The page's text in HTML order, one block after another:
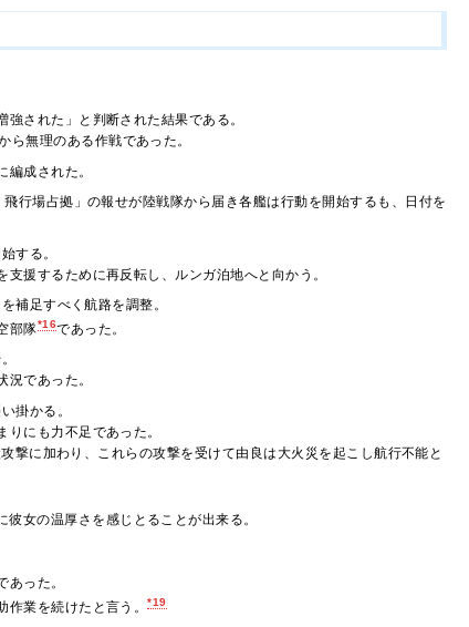
された」と判断された結果である。
無理のある作戦であった。
編成された。
行場占拠」の報せが陸戦隊から届き各艦は行動を開始するも、日付を
する。
援するために再反転し、ルンガ泊地へと向かう。
補足すべく航路を調整。
部隊*16であった。
であった。
掛かる。
にも力不足であった。
に加わり、これらの攻撃を受けて由良は大火災を起こし航行不能と
女の温厚さを感じとることが出来る。
った。
作業を続けたと言う。*19